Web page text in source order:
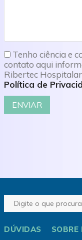
Tenho ciência e
contato aqui
Ribertec
Política de
DÚVIDAS SOBRE